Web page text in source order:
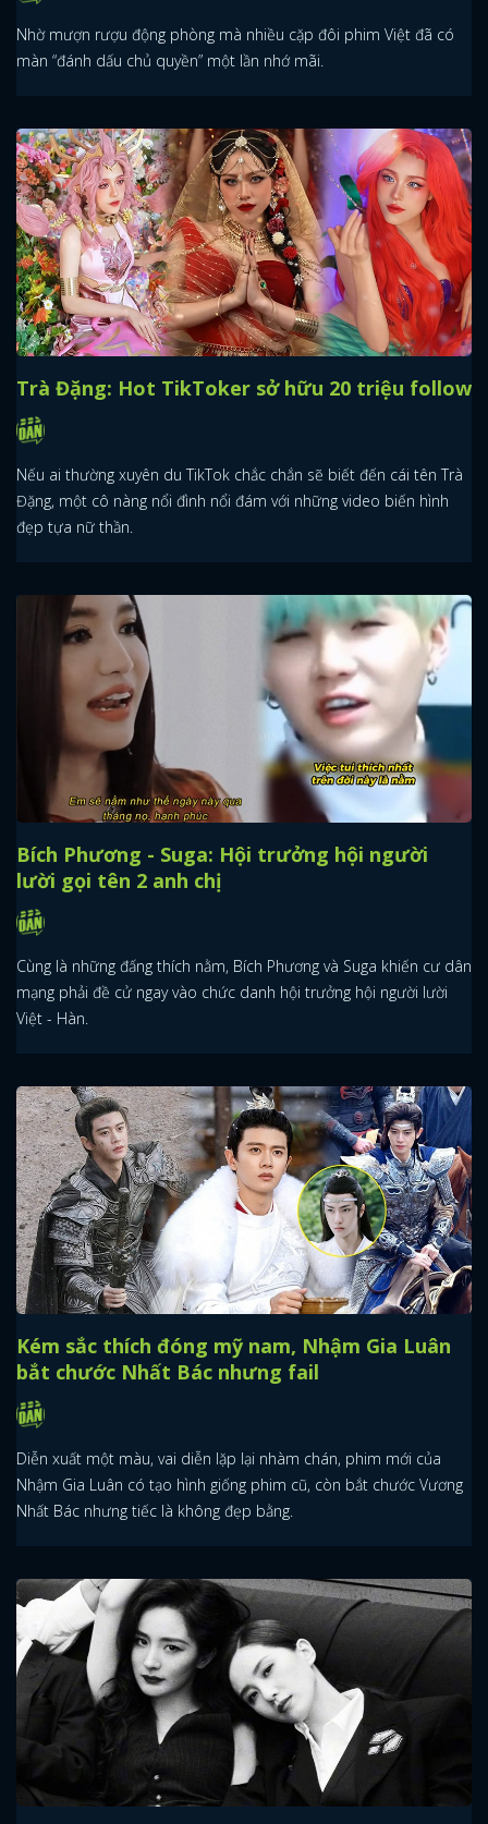
Nhờ mượn rượu động phòng mà nhiều cặp đôi phim Việt đã có
màn “đánh dấu chủ quyền” một lần nhớ mãi.
Trà Đặng: Hot TikToker sở hữu 20 triệu follow
Nếu ai thường xuyên du TikTok chắc chắn sẽ biết đến cái tên Trà
Đặng, một cô nàng nổi đình nổi đám với những video biến hình
đẹp tựa nữ thần.
Bích Phương - Suga: Hội trưởng hội người
lười gọi tên 2 anh chị
Cùng là những đấng thích nằm, Bích Phương và Suga khiến cư dân
mạng phải đề cử ngay vào chức danh hội trưởng hội người lười
Việt - Hàn.
Kém sắc thích đóng mỹ nam, Nhậm Gia Luân
bắt chước Nhất Bác nhưng fail
Diễn xuất một màu, vai diễn lặp lại nhàm chán, phim mới của
Nhậm Gia Luân có tạo hình giống phim cũ, còn bắt chước Vương
Nhất Bác nhưng tiếc là không đẹp bằng.